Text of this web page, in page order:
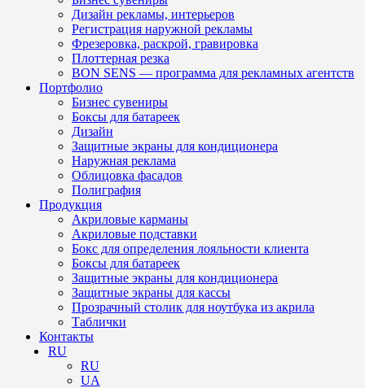
Дизайн рекламы, интерьеров
Регистрация наружной рекламы
Фрезеровка, раскрой, гравировка
Плоттерная резка
BON SENS — программа для рекламных агентств
Портфолио
Бизнес сувениры
Боксы для батареек
Дизайн
Защитные экраны для кондиционера
Наружная реклама
Облицовка фасадов
Полиграфия
Продукция
Акриловые карманы
Акриловые подставки
Бокс для определения лояльности клиента
Боксы для батареек
Защитные экраны для кондиционера
Защитные экраны для кассы
Прозрачный столик для ноутбука из акрила
Таблички
Контакты
RU
RU
UA